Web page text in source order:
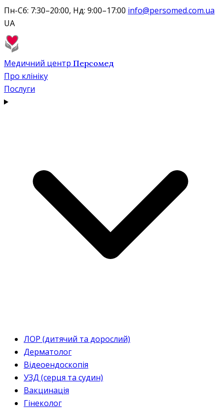
Пн-Сб: 7:30–20:00, Нд: 9:00–17:00 info@persomed.com.ua
UA
Медичний центр Персомед
Про клініку
Послуги
ЛОР (дитячий та дорослий)
Дерматолог
Відеоендоскопія
УЗД (серця та судин)
Вакцинація
Гінеколог